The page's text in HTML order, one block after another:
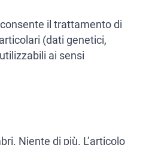
il trattamento di
(dati genetici,
ai sensi
Niente di più. L’articolo